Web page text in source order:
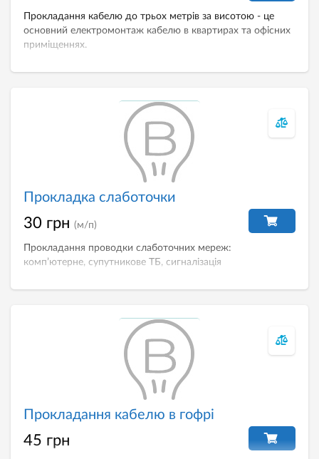
Прокладання кабелю до трьох метрів за висотою - це
основний електромонтаж кабелю в квартирах та офісних
приміщеннях.
Прокладка слаботочки
30 грн (м/п)
Прокладання проводки слаботочних мереж:
комп’ютерне, супутникове ТБ, сигналізація
Прокладання кабелю в гофрі
45 грн